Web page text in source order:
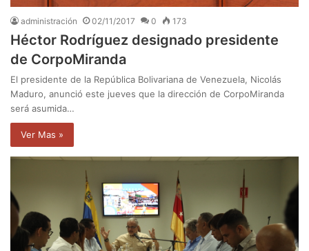
administración 02/11/2017 0 173
Héctor Rodríguez designado presidente
de CorpoMiranda
El presidente de la República Bolivariana de Venezuela, Nicolás
Maduro, anunció este jueves que la dirección de CorpoMiranda
será asumida…
Ver Mas »